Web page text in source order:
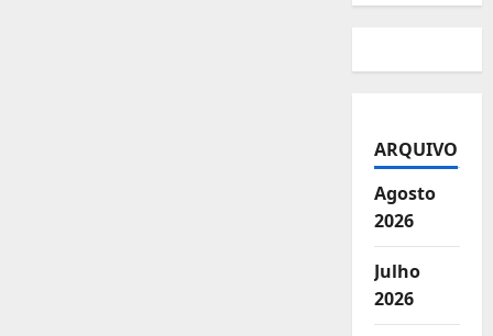
ARQUIVO
Agosto
2026
Julho
2026